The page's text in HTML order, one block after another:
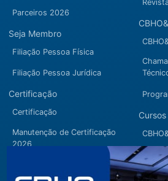
Parceiros 2026
Seja Membro
Filiação Pessoa Física
Filiação Pessoa Jurídica
Certificação
Certificação
Manutenção de Certificação
2026